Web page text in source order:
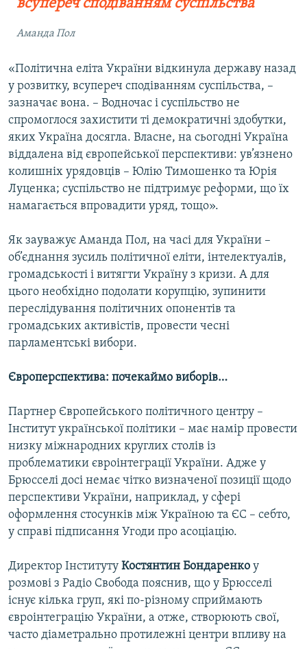
всупереч сподіванням суспільства
Аманда Пол
«Політична еліта України відкинула державу назад
у розвитку, всупереч сподіванням суспільства, –
зазначає вона. – Водночас і суспільство не
спромоглося захистити ті демократичні здобутки,
яких Україна досягла. Власне, на сьогодні Україна
віддалена від європейської перспективи: ув’язнено
колишніх урядовців – Юлію Тимошенко та Юрія
Луценка; суспільство не підтримує реформи, що їх
намагається впровадити уряд, тощо».
Як зауважує Аманда Пол, на часі для України –
об’єднання зусиль політичної еліти, інтелектуалів,
громадськості і витягти Україну з кризи. А для
цього необхідно подолати корупцію, зупинити
переслідування політичних опонентів та
громадських активістів, провести чесні
парламентські вибори.
Європерспектива: почекаймо виборів…
Партнер Європейського політичного центру –
Інститут української політики – має намір провести
низку міжнародних круглих столів із
проблематики євроінтеграції України. Адже у
Брюсселі досі немає чітко визначеної позиції щодо
перспективи України, наприклад, у сфері
оформлення стосунків між Україною та ЄС – себто,
у справі підписання Угоди про асоціацію.
Директор Інституту Костянтин Бондаренко у
розмові з Радіо Свобода пояснив, що у Брюсселі
існує кілька груп, які по-різному сприймають
євроінтеграцію України, а отже, створюють свої,
часто діаметрально протилежні центри впливу на